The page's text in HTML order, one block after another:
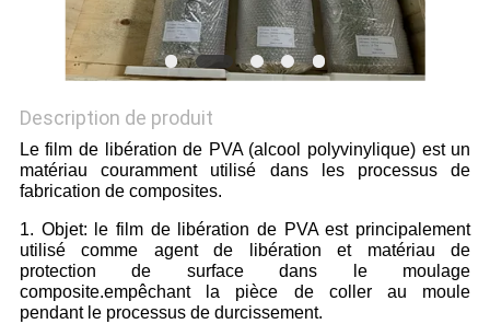
Description de produit
Le film de libération de PVA (alcool polyvinylique) est un
matériau couramment utilisé dans les processus de
fabrication de composites.
1. Objet: le film de libération de PVA est principalement
utilisé comme agent de libération et matériau de
protection de surface dans le moulage
composite.empêchant la pièce de coller au moule
pendant le processus de durcissement.